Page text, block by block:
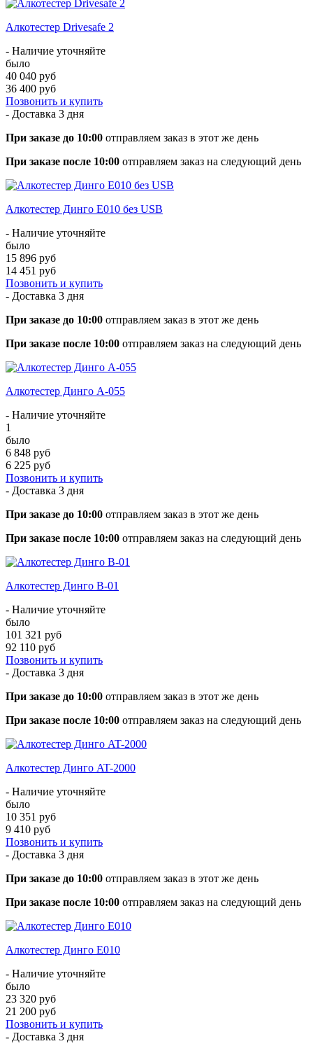
Алкотестер Drivesafe 2
- Наличие уточняйте
было
40 040 руб
36 400 руб
Позвонить и купить
- Доставка 3 дня
При заказе до 10:00 отправляем заказ в этот же день
При заказе после 10:00 отправляем заказ на следующий день
Алкотестер Динго Е010 без USB
- Наличие уточняйте
было
15 896 руб
14 451 руб
Позвонить и купить
- Доставка 3 дня
При заказе до 10:00 отправляем заказ в этот же день
При заказе после 10:00 отправляем заказ на следующий день
Алкотестер Динго А-055
- Наличие уточняйте
1
было
6 848 руб
6 225 руб
Позвонить и купить
- Доставка 3 дня
При заказе до 10:00 отправляем заказ в этот же день
При заказе после 10:00 отправляем заказ на следующий день
Алкотестер Динго В-01
- Наличие уточняйте
было
101 321 руб
92 110 руб
Позвонить и купить
- Доставка 3 дня
При заказе до 10:00 отправляем заказ в этот же день
При заказе после 10:00 отправляем заказ на следующий день
Алкотестер Динго AT-2000
- Наличие уточняйте
было
10 351 руб
9 410 руб
Позвонить и купить
- Доставка 3 дня
При заказе до 10:00 отправляем заказ в этот же день
При заказе после 10:00 отправляем заказ на следующий день
Алкотестер Динго Е010
- Наличие уточняйте
было
23 320 руб
21 200 руб
Позвонить и купить
- Доставка 3 дня